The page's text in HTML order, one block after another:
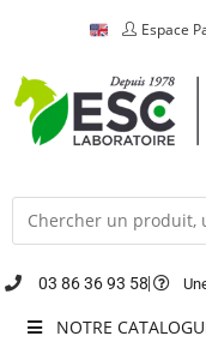
Espace
03 86 36 93 58
NOTRE